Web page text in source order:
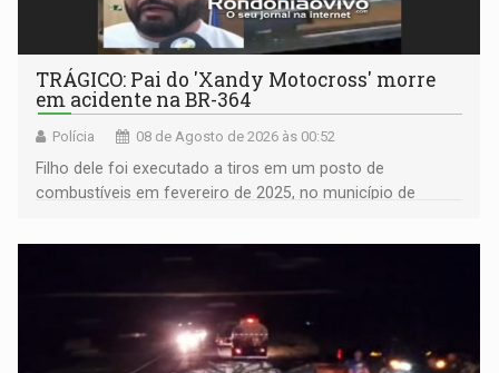
TRÁGICO: Pai do 'Xandy Motocross' morre
em acidente na BR-364
Polícia 08 de Agosto de 2026 às 00:52
Filho dele foi executado a tiros em um posto de
combustíveis em fevereiro de 2025, no município de